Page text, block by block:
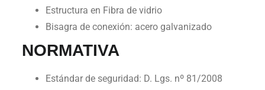
Estructura en Fibra de vidrio
Bisagra de conexión: acero galvanizado
NORMATIVA
Estándar de seguridad: D. Lgs. nº 81/2008